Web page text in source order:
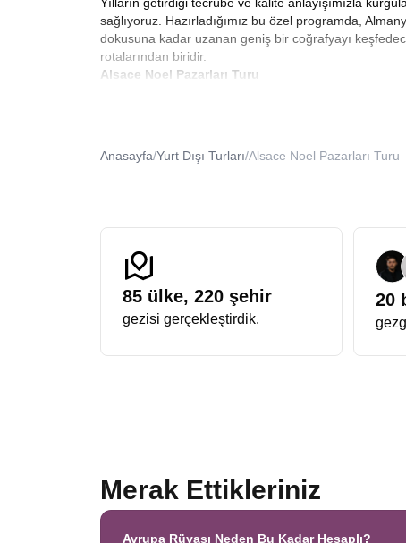
sağlıyoruz. Hazırladığımız bu özel programda,
dokusuna kadar uzanan geniş bir coğrafyayı
rotalarından biridir.
Alsace Noel Pazarları Turu
alışveriş gezisi değildir. Noel pazarlarında ne
ayı boyunca Avrupa’nın neredeyse her
Avrupa Rüyası Yılbaşı Noel Turu
yapmanızdır.
Fransa Almanya Noel Pazarları Turu
İki dev kültürün, Alman ve Fransız geleneklerinin Ren
Almanya tarafında daha gotik ve baharat kokulu bir
öğleden sonra Fransa’da makaron ve krep yeme
kombinasyondur.
Masalların gerçeğe dönüştüğü yer neresidir diye
Noel döneminde süslemeler, sıcak çikolata kokuları
Strasbourg, “Noel’in Başkenti” unvanını 1570
parlak ışıkları birleştiğinde unutulmaz bir görüntü
Üç farklı ülkenin kesişim noktasında bulunan bu
Anasayfa/Yurt Dışı Turları/Alsace Noel Pazarları Turu
85 ülke, 220 şehir
gezisi gerçekleştirdik.
20
Merak Ettikleriniz
Avrupa Rüyası Neden Bu Kadar Hesaplı?